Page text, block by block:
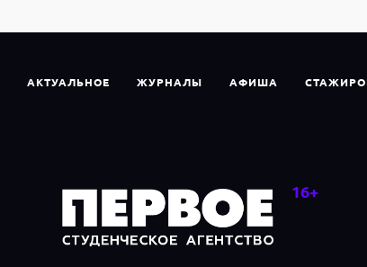
АКТУАЛЬНОЕ ЖУРНАЛЫ АФИША